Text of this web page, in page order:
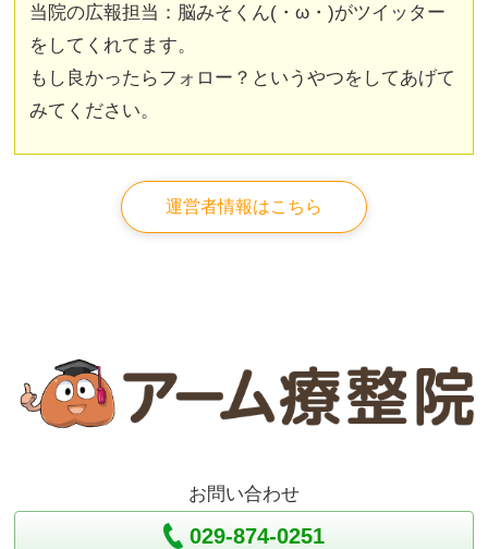
当院の広報担当：脳みそくん(・ω・)がツイッター
をしてくれてます。
もし良かったらフォロー？というやつをしてあげて
みてください。
運営者情報はこちら
お問い合わせ
029-874-0251